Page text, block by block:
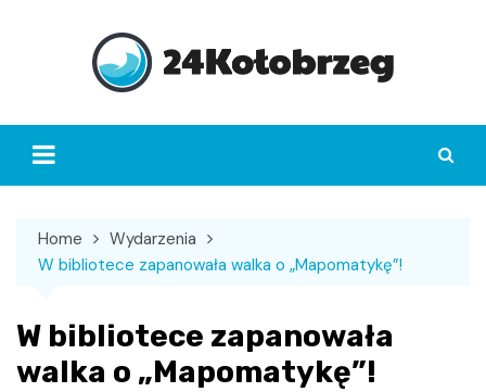
Home
Wydarzenia
W bibliotece zapanowała walka o „Mapomatykę”!
W bibliotece zapanowała
walka o „Mapomatykę”!